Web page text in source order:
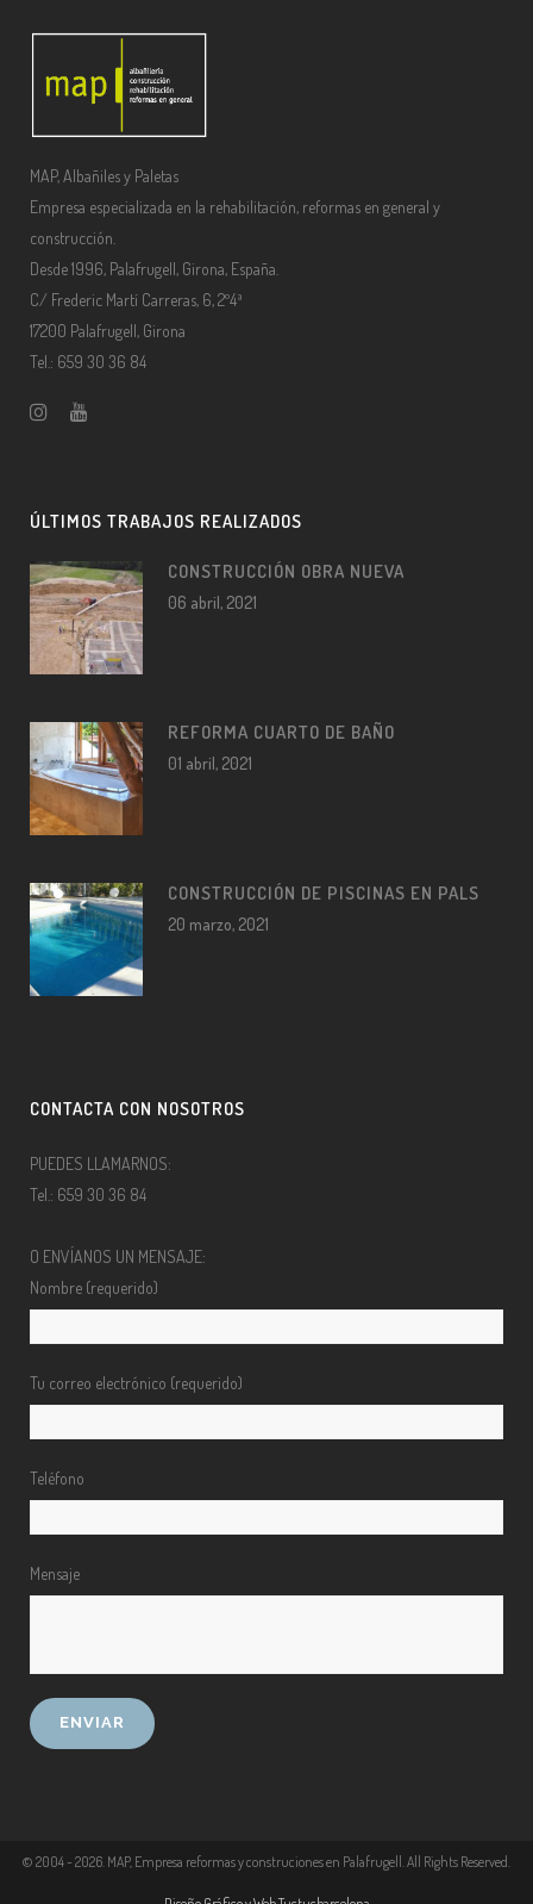
MAP, Albañiles y Paletas
Empresa especializada en la rehabilitación, reformas en general y
construcción.
Desde 1996, Palafrugell, Girona, España.
C/ Frederic Martí Carreras, 6, 2º4ª
17200 Palafrugell, Girona
Tel.: 659 30 36 84
ÚLTIMOS TRABAJOS REALIZADOS
CONSTRUCCIÓN OBRA NUEVA
06 abril, 2021
REFORMA CUARTO DE BAÑO
01 abril, 2021
CONSTRUCCIÓN DE PISCINAS EN PALS
20 marzo, 2021
CONTACTA CON NOSOTROS
PUEDES LLAMARNOS:
Tel.: 659 30 36 84
O ENVÍANOS UN MENSAJE:
Nombre (requerido)
Tu correo electrónico (requerido)
Teléfono
Mensaje
© 2004 - 2026 . MAP, Empresa reformas y construciones en Palafrugell. All Rights Reserved.